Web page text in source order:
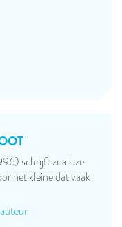
schrijft zoals ze
het kleine dat vaak